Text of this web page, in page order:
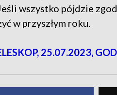
wszystko pójdzie
w przyszłym roku.
25.07.2023,